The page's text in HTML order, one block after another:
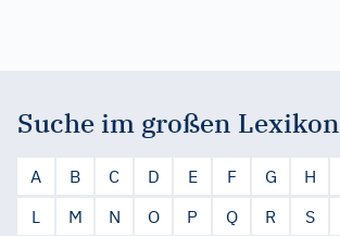
Suche im großen Lexikon
A B C D E F G H
L
M N O P Q R S